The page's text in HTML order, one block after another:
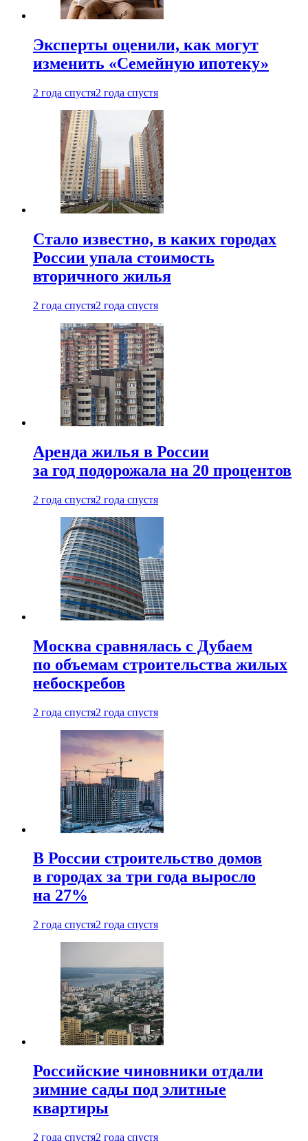
Эксперты оценили, как могут
изменить «Семейную ипотеку»
2 года спустя2 года спустя
Стало известно, в каких городах
России упала стоимость
вторичного жилья
2 года спустя2 года спустя
Аренда жилья в России
за год подорожала на 20 процентов
2 года спустя2 года спустя
Москва сравнялась с Дубаем
по объемам строительства жилых
небоскребов
2 года спустя2 года спустя
В России строительство домов
в городах за три года выросло
на 27%
2 года спустя2 года спустя
Российские чиновники отдали
зимние сады под элитные
квартиры
2 года спустя2 года спустя